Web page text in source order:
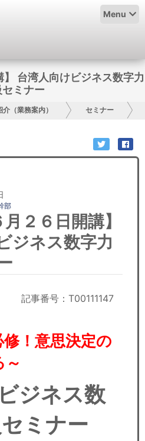
Menu
台湾人向けビジネス数字力
セミナー
（業務案内） セミナー
部
２６日開講】
ジネス数字力
記事番号：T00111147
修！意思決定の
～
ジネス数
ミナー